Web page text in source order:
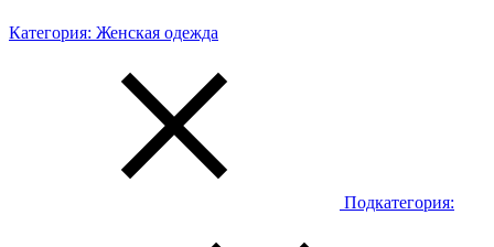
Категория: Женская одежда
Подкатегория: